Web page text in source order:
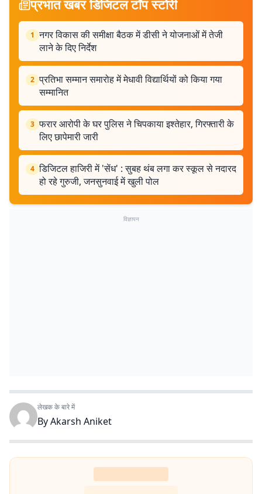
प्रभात खबर डिजिटल टॉप स्टोरी
1 नगर विकास की समीक्षा बैठक में डीसी ने योजनाओं में तेजी
लाने के दिए निर्देश
2 प्रतिभा सम्मान समारोह में मेधावी विद्यार्थियों को किया गया
सम्मानित
3 फरार आरोपी के घर पुलिस ने चिपकाया इश्तेहार, गिरफ्तारी के
लिए छापेमारी जारी
4 डिजिटल हाजिरी में 'सेंध' : सुबह थंब लगा कर स्कूल से नदारद
हो रहे गुरुजी, जनसुनवाई में खुली पोल
विज्ञापन
लेखक के बारे में
ByAkarsh Aniket